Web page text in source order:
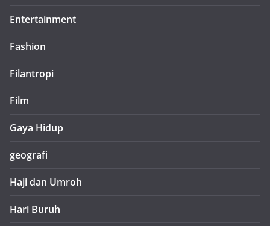
Entertainment
Fashion
Filantropi
Film
Gaya Hidup
geografi
Haji dan Umroh
Hari Buruh